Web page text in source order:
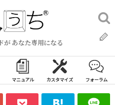
が あなた専用になる
検
索:
マニュアル カスタマイズ フォーラム